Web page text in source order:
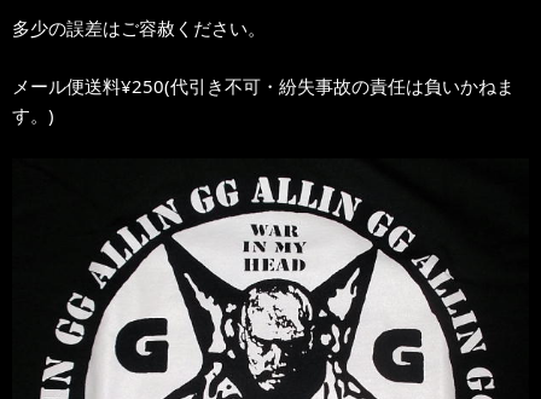
多少の誤差はご容赦ください。
メール便送料¥250(代引き不可・紛失事故の責任は負いかねま
す。)